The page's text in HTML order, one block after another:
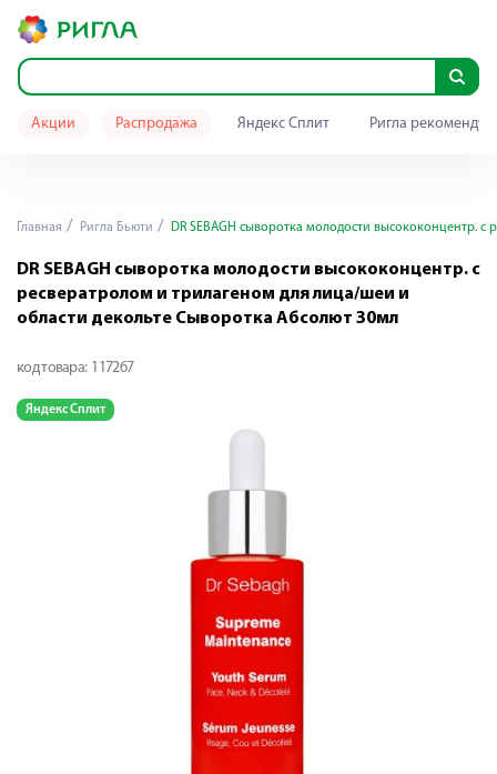
Акции Распродажа Яндекс Сплит Ригла
Главная Ригла Бьюти DR SEBAGH сыворотка молодости высококонцентр.
DR SEBAGH сыворотка молодости высококонцентр. с
ресвератролом и трилагеном для лица/шеи и
области декольте Сыворотка Абсолют 30мл
код товара: 117267
Яндекс Сплит